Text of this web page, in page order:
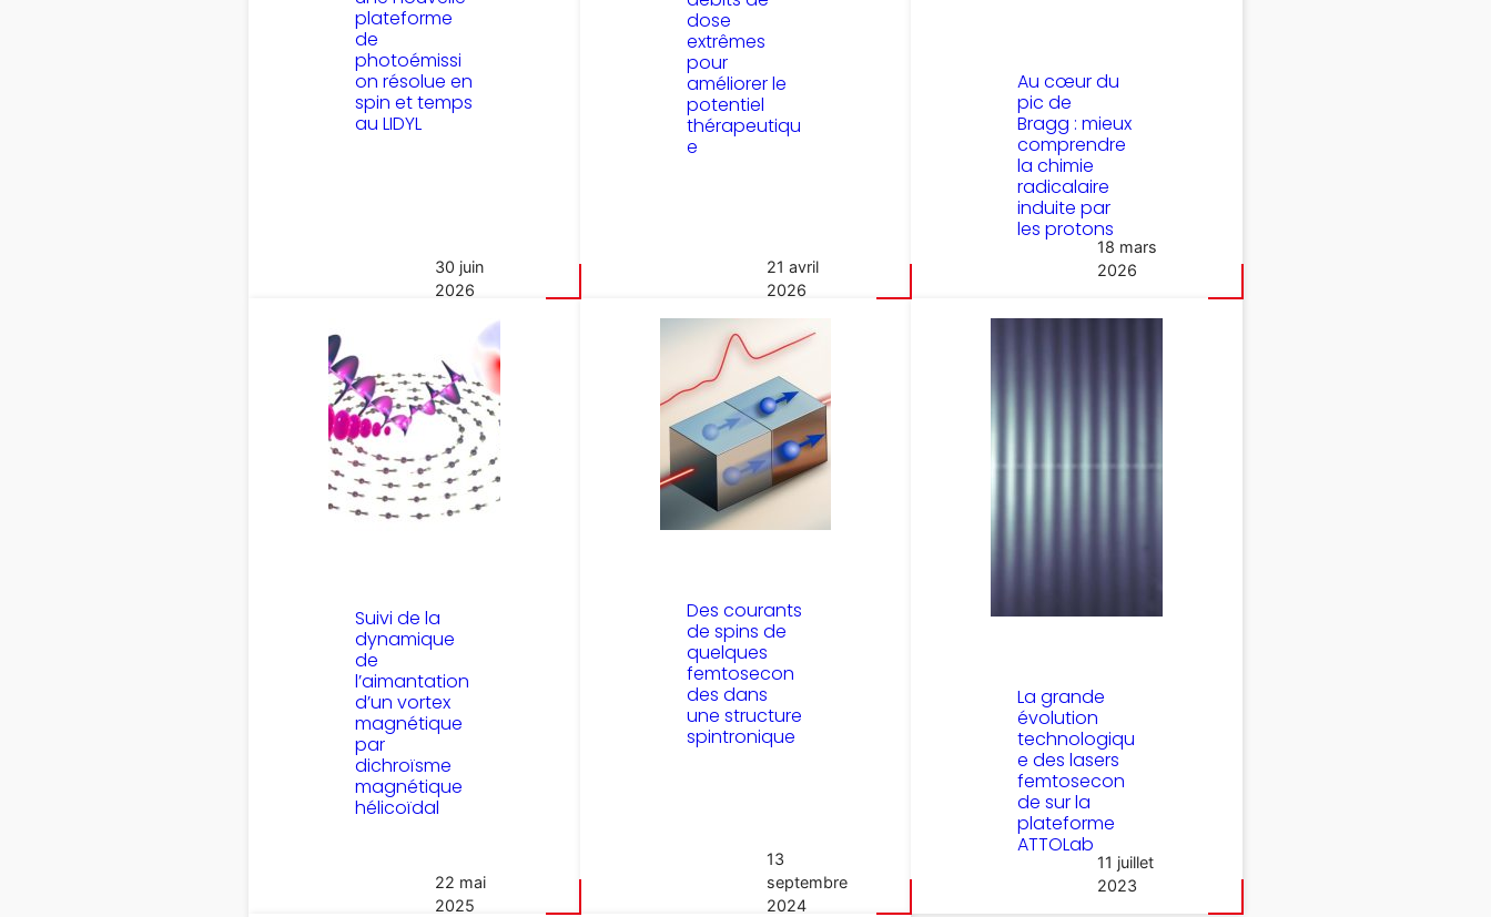
plateforme
de
photoémissi
on résolue en
spin et temps
au LIDYL
30 juin
2026
dose
extrêmes
pour
améliorer le
potentiel
thérapeutiqu
e
21 avril
2026
Au cœur du
pic de
Bragg : mieux
comprendre
la chimie
radicalaire
induite par
les protons
18 mars
2026
Suivi de la
dynamique
de
l’aimantation
d’un vortex
magnétique
par
dichroïsme
magnétique
hélicoïdal
22 mai
2025
Des courants
de spins de
quelques
femtosecon
des dans
une structure
spintronique
13
septembre
2024
La grande
évolution
technologiqu
e des lasers
femtosecon
de sur la
plateforme
ATTOLab
11 juillet
2023